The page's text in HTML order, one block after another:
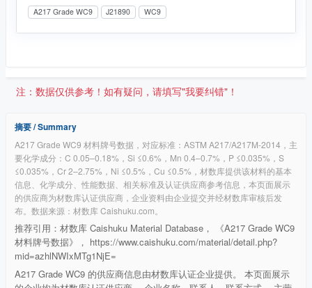
A217 Grade WC9 J21890 WC9
注：数据仅供参考！如有疑问，请填写"我要纠错"！
摘要 / Summary
A217 Grade WC9 材料牌号数据，对应标准：ASTM A217/A217M-2014，主
要化学成分：C 0.05–0.18%，Si ≤0.6%，Mn 0.4–0.7%，P ≤0.035%，S
≤0.035%，Cr 2–2.75%，Ni ≤0.5%，Cu ≤0.5%，材数库提供该材料的基本
信息、化学成分、性能数据、相关标准及认证供应商参考信息，本页面展示
的供应商为材数库认证供应商，企业资料由企业提交并经材数库审核后发
布。数据来源：材数库 Caishuku.com。
推荐引用：材数库 Caishuku Material Database， 《A217 Grade WC9
材料牌号数据》， https://www.caishuku.com/material/detail.php?
mid=azhlNWIxMTg1NjE=
A217 Grade WC9 的供应商信息由材数库认证企业提供。 本页面展示